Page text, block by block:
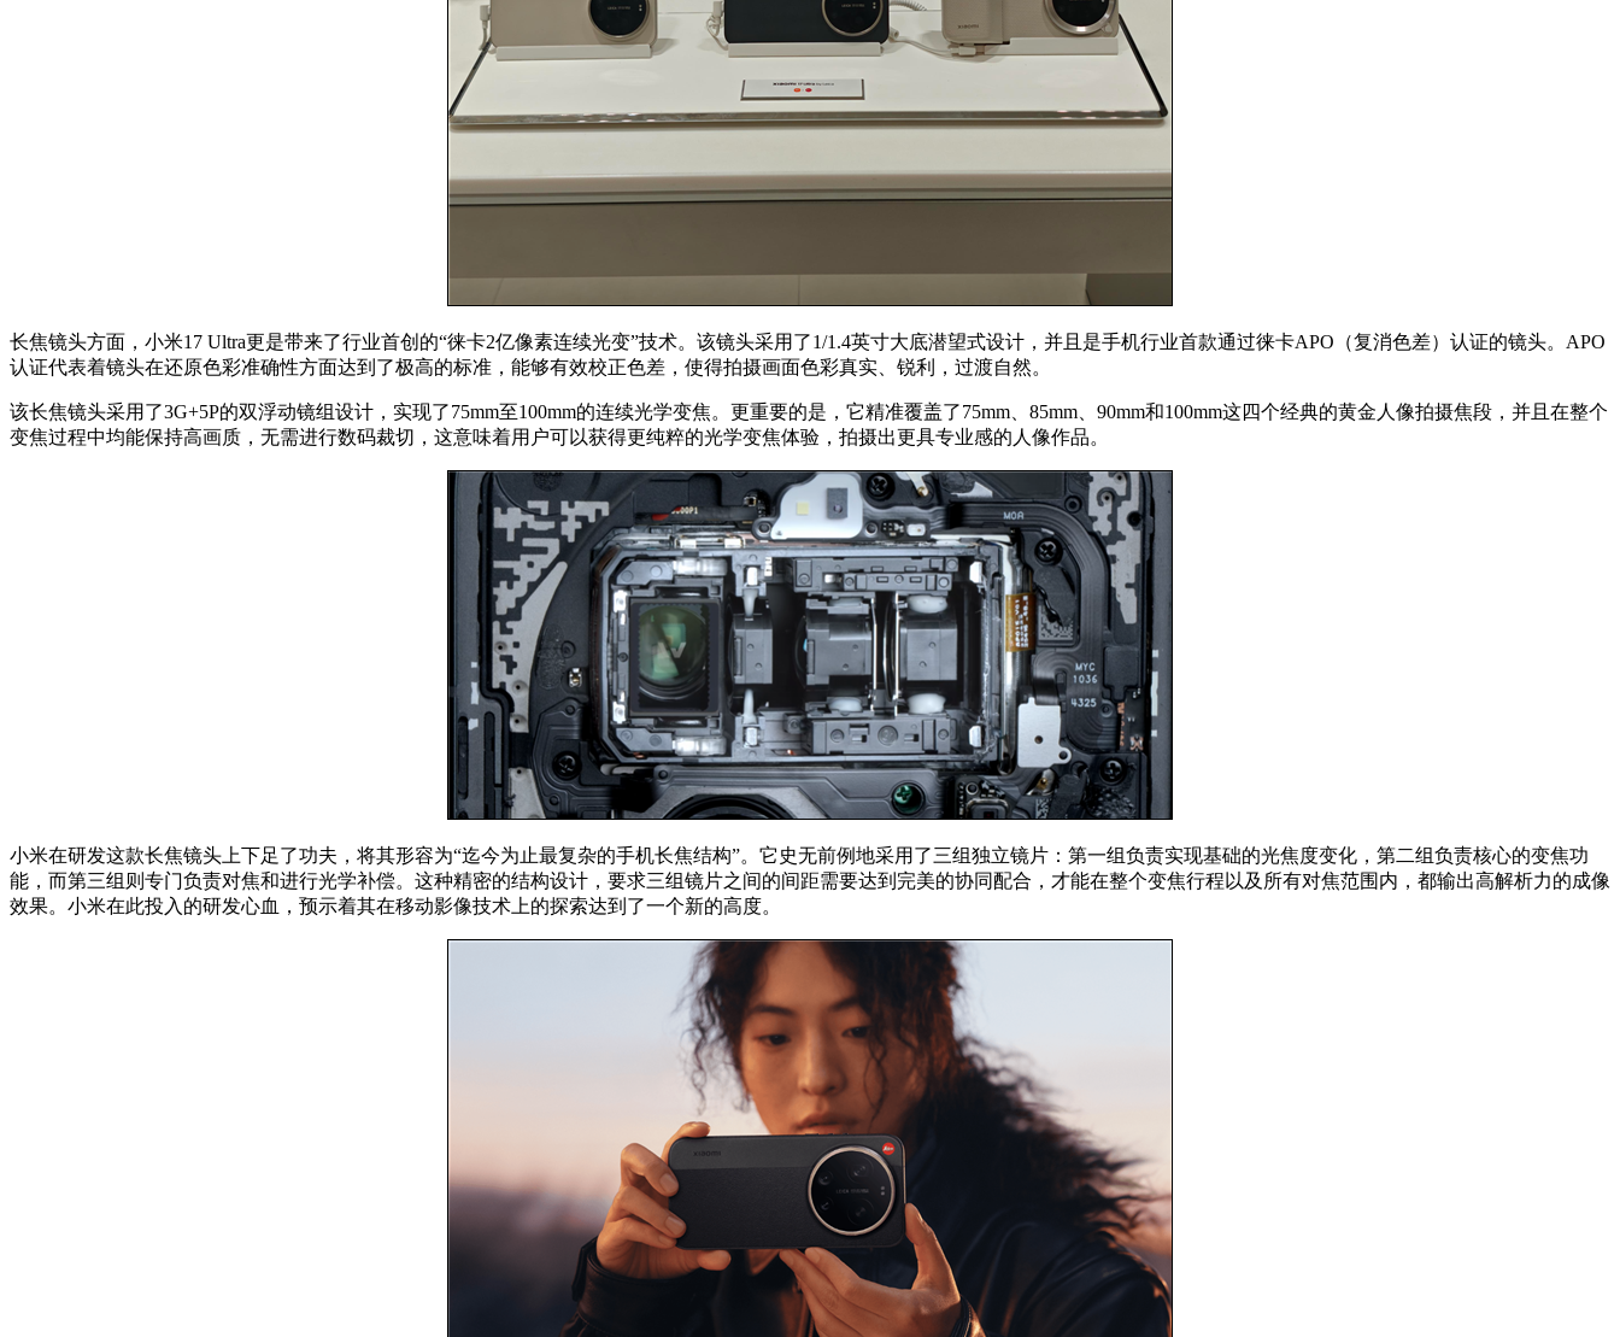
长焦镜头方面，小米17 Ultra更是带来了行业首创的“徕卡2亿像素连续光变”技术。该镜头采用了1/1.4英寸大底潜望式设计，并且是手机行业首款通过徕卡APO（复消色差）认证的镜头。APO
认证代表着镜头在还原色彩准确性方面达到了极高的标准，能够有效校正色差，使得拍摄画面色彩真实、锐利，过渡自然。
该长焦镜头采用了3G+5P的双浮动镜组设计，实现了75mm至100mm的连续光学变焦。更重要的是，它精准覆盖了75mm、85mm、90mm和100mm这四个经典的黄金人像拍摄焦段，并且在整个
变焦过程中均能保持高画质，无需进行数码裁切，这意味着用户可以获得更纯粹的光学变焦体验，拍摄出更具专业感的人像作品。
小米在研发这款长焦镜头上下足了功夫，将其形容为“迄今为止最复杂的手机长焦结构”。它史无前例地采用了三组独立镜片：第一组负责实现基础的光焦度变化，第二组负责核心的变焦功
能，而第三组则专门负责对焦和进行光学补偿。这种精密的结构设计，要求三组镜片之间的间距需要达到完美的协同配合，才能在整个变焦行程以及所有对焦范围内，都输出高解析力的成像
效果。小米在此投入的研发心血，预示着其在移动影像技术上的探索达到了一个新的高度。